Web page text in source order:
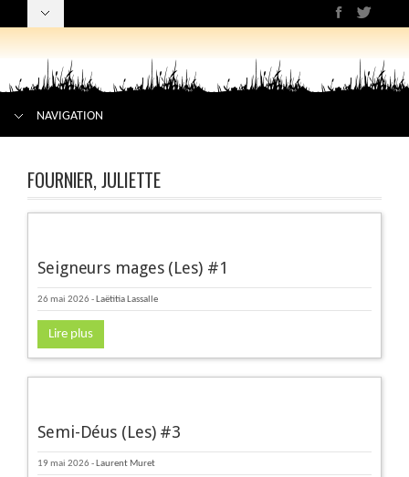
NAVIGATION
FOURNIER, JULIETTE
Seigneurs mages (Les) #1
26 mai 2026 - Laëtitia Lassalle
Lire plus
Semi-Déus (Les) #3
19 mai 2026 - Laurent Muret